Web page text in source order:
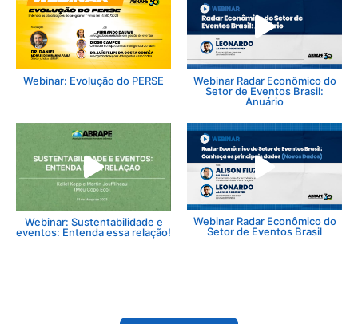
Webinar: Evolução do PERSE
Webinar Radar Econômico do
Setor de Eventos Brasil:
Anuário
Webinar: Sustentabilidade e
eventos: Entenda essa relação!
Webinar Radar Econômico do
Setor de Eventos Brasil